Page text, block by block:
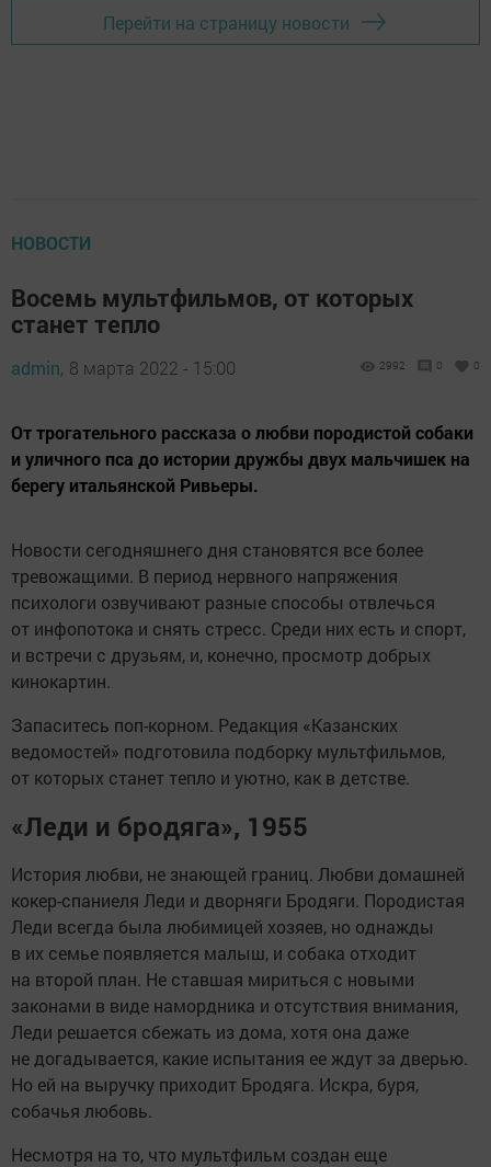
Перейти на страницу новости
НОВОСТИ
Восемь мультфильмов, от которых
станет тепло
admin, 8 марта 2022 - 15:00 2992 0 0
От трогательного рассказа о любви породистой собаки
и уличного пса до истории дружбы двух мальчишек на
берегу итальянской Ривьеры.
Новости сегодняшнего дня становятся все более
тревожащими. В период нервного напряжения
психологи озвучивают разные способы отвлечься
от инфопотока и снять стресс. Среди них есть и спорт,
и встречи с друзьям, и, конечно, просмотр добрых
кинокартин.
Запаситесь поп-корном. Редакция «Казанских
ведомостей» подготовила подборку мультфильмов,
от которых станет тепло и уютно, как в детстве.
«Леди и бродяга», 1955
История любви, не знающей границ. Любви домашней
кокер-спаниеля Леди и дворняги Бродяги. Породистая
Леди всегда была любимицей хозяев, но однажды
в их семье появляется малыш, и собака отходит
на второй план. Не ставшая мириться с новыми
законами в виде намордника и отсутствия внимания,
Леди решается сбежать из дома, хотя она даже
не догадывается, какие испытания ее ждут за дверью.
Но ей на выручку приходит Бродяга. Искра, буря,
собачья любовь.
Несмотря на то, что мультфильм создан еще